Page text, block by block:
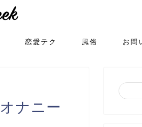
恋愛テク 風俗 お問
ナニー